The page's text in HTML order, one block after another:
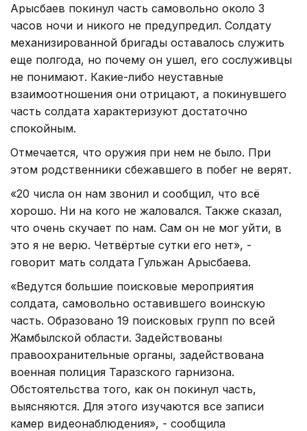
Арысбаев покинул часть самовольно около 3
часов ночи и никого не предупредил. Солдату
механизированной бригады оставалось служить
еще полгода, но почему он ушел, его сослуживцы
не понимают. Какие-либо неуставные
взаимоотношения они отрицают, а покинувшего
часть солдата характеризуют достаточно
спокойным.
Отмечается, что оружия при нем не было. При
этом родственники сбежавшего в побег не верят.
«20 числа он нам звонил и сообщил, что всё
хорошо. Ни на кого не жаловался. Также сказал,
что очень скучает по нам. Сам он не мог уйти, в
это я не верю. Четвёртые сутки его нет», -
говорит мать солдата Гульжан Арысбаева.
«Ведутся большие поисковые мероприятия
солдата, самовольно оставившего воинскую
часть. Образовано 19 поисковых групп по всей
Жамбылской области. Задействованы
правоохранительные органы, задействована
военная полиция Таразского гарнизона.
Обстоятельства того, как он покинул часть,
выясняются. Для этого изучаются все записи
камер видеонаблюдения», - сообщила